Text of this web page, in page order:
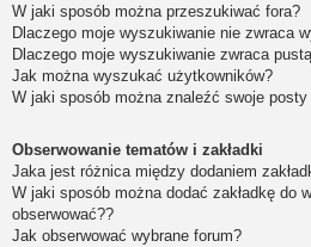
W jaki sposób można przeszukiwać fora?
Dlaczego moje wyszukiwanie nie zwraca
Dlaczego moje wyszukiwanie zwraca
Jak można wyszukać użytkowników?
W jaki sposób można znaleźć swoje
Obserwowanie tematów i zakładki
Jaka jest różnica między dodaniem
W jaki sposób można dodać zakładkę do
obserwować??
Jak obserwować wybrane forum?